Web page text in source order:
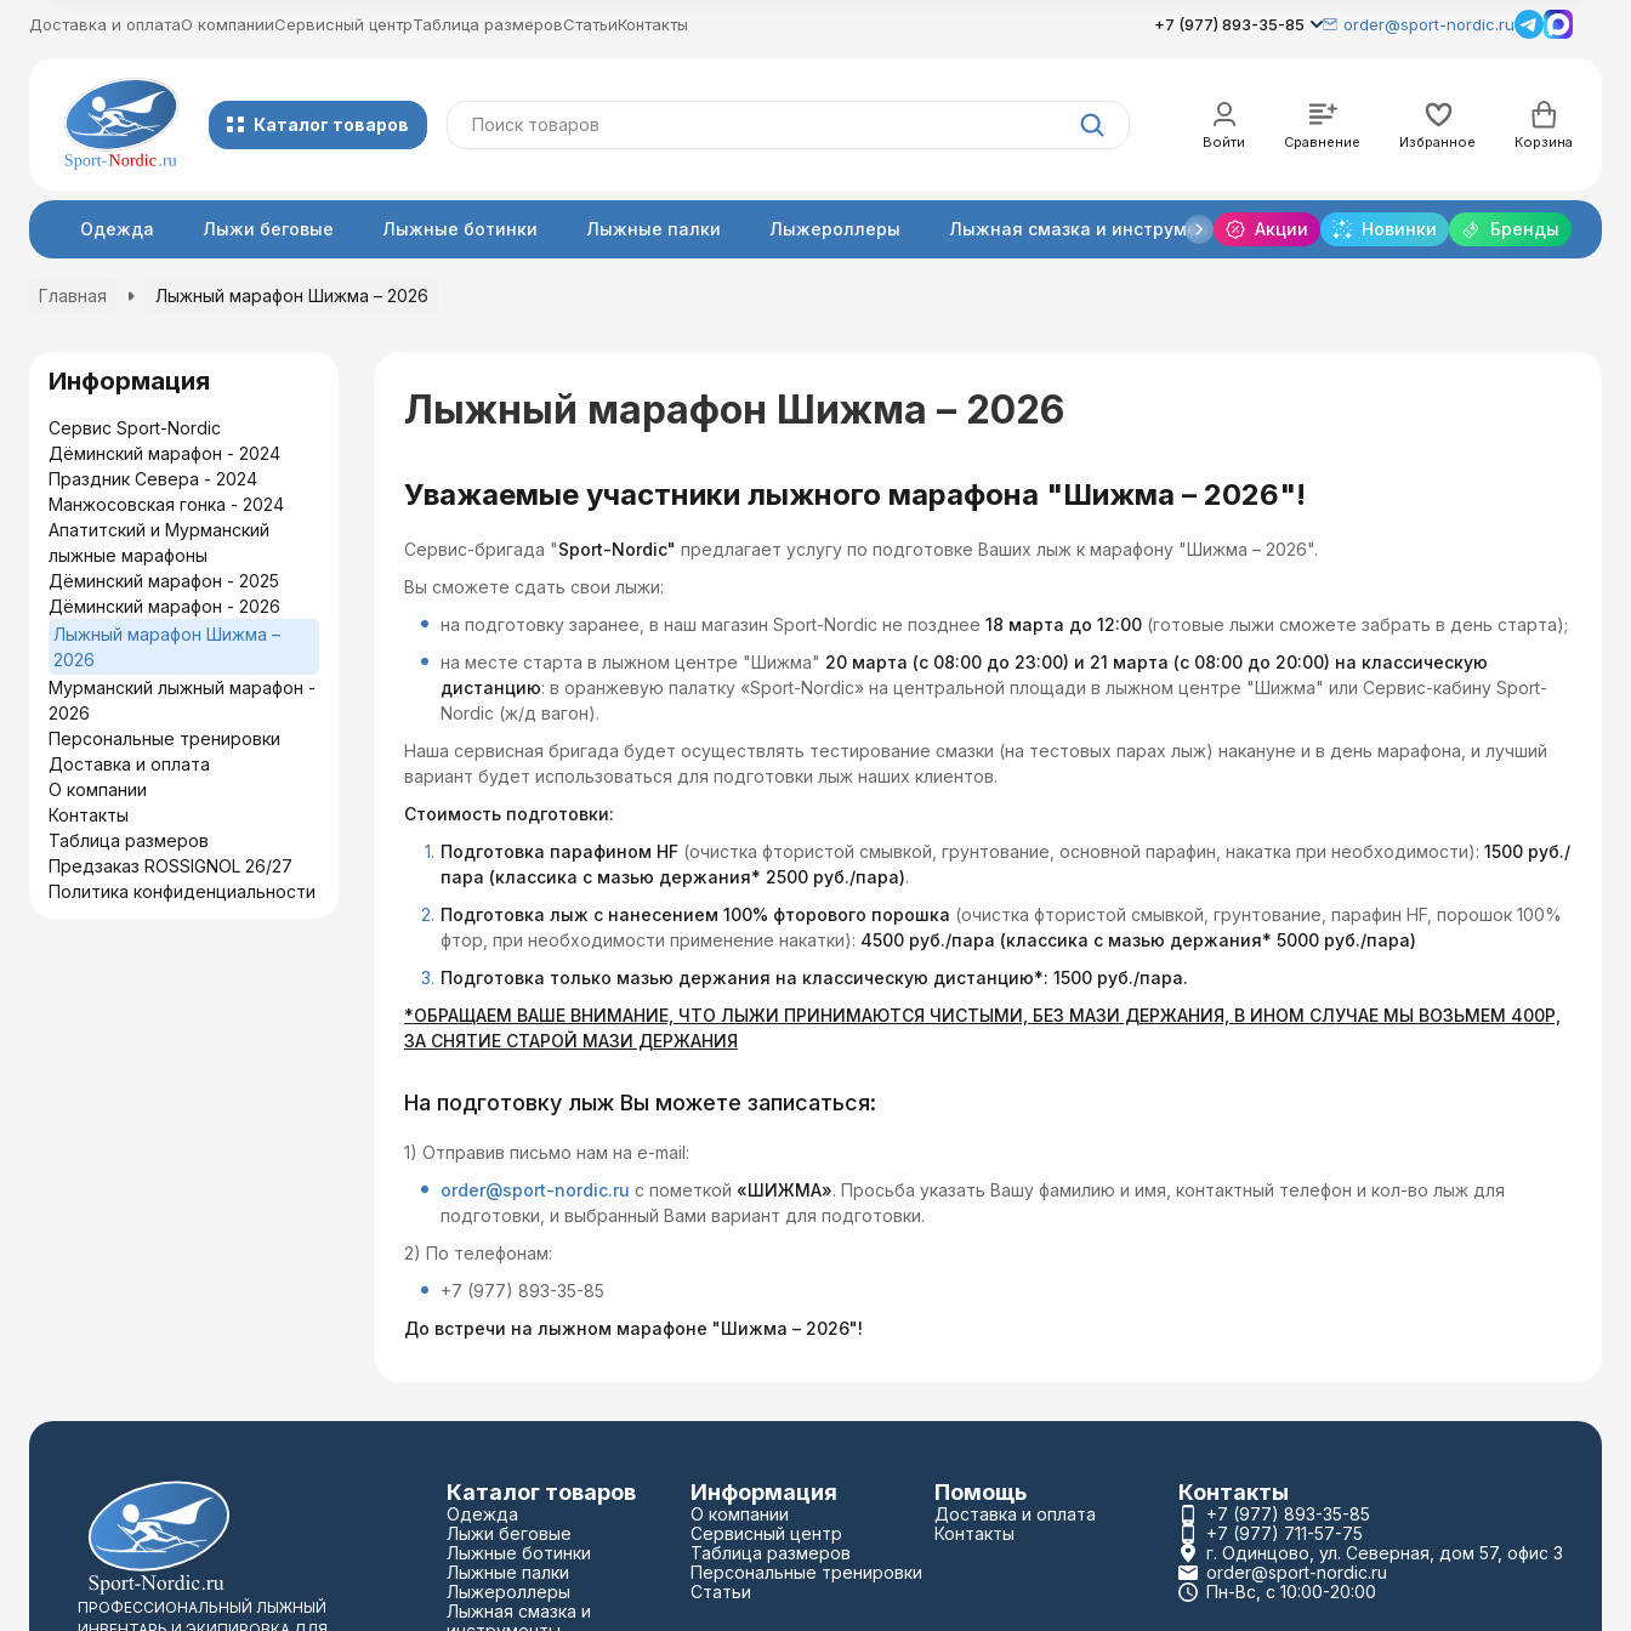
Доставка и оплатаО компанииСервисный центрТаблица размеровСтатьиКонтакты +7 (977) 893-35-85 order@sport-nordic.ru
Каталог товаров
Войти Сравнение Избранное Корзина
Акции Новинки Бренды
Одежда Лыжи беговые Лыжные ботинки Лыжные палки Лыжероллеры Лыжная смазка и инструменты Крепления лыжные Очки и линзы
Главная Лыжный марафон Шижма – 2026
Лыжный марафон Шижма – 2026
Уважаемые участники лыжного марафона "Шижма – 2026"!
Сервис-бригада "Sport-Nordic" предлагает услугу по подготовке Ваших лыж к марафону "Шижма – 2026".
Вы сможете сдать свои лыжи:
на подготовку заранее, в наш магазин Sport-Nordic не позднее 18 марта до 12:00 (готовые лыжи сможете забрать в день старта);
на месте старта в лыжном центре "Шижма" 20 марта (с 08:00 до 23:00) и 21 марта (с 08:00 до 20:00) на классическую
дистанцию: в оранжевую палатку «Sport-Nordic» на центральной площади в лыжном центре "Шижма" или Сервис-кабину Sport-
Nordic (ж/д вагон).
Наша сервисная бригада будет осуществлять тестирование смазки (на тестовых парах лыж) накануне и в день марафона, и лучший
вариант будет использоваться для подготовки лыж наших клиентов.
Стоимость подготовки:
Подготовка парафином HF (очистка фтористой смывкой, грунтование, основной парафин, накатка при необходимости): 1500 руб./
пара (классика с мазью держания* 2500 руб./пара).
Подготовка лыж с нанесением 100% фторового порошка (очистка фтористой смывкой, грунтование, парафин HF, порошок 100%
фтор, при необходимости применение накатки): 4500 руб./пара (классика с мазью держания* 5000 руб./пара)
Подготовка только мазью держания на классическую дистанцию*: 1500 руб./пара.
*ОБРАЩАЕМ ВАШЕ ВНИМАНИЕ, ЧТО ЛЫЖИ ПРИНИМАЮТСЯ ЧИСТЫМИ, БЕЗ МАЗИ ДЕРЖАНИЯ, В ИНОМ СЛУЧАЕ МЫ ВОЗЬМЕМ 400Р,
ЗА СНЯТИЕ СТАРОЙ МАЗИ ДЕРЖАНИЯ
На подготовку лыж Вы можете записаться:
1) Отправив письмо нам на e-mail:
order@sport-nordic.ru с пометкой «ШИЖМА». Просьба указать Вашу фамилию и имя, контактный телефон и кол-во лыж для
подготовки, и выбранный Вами вариант для подготовки.
2) По телефонам:
+7 (977) 893-35-85
До встречи на лыжном марафоне "Шижма – 2026"!
Информация
Сервис Sport-Nordic
Дёминский марафон - 2024
Праздник Севера - 2024
Манжосовская гонка - 2024
Апатитский и Мурманский
лыжные марафоны
Дёминский марафон - 2025
Дёминский марафон - 2026
Лыжный марафон Шижма –
2026
Мурманский лыжный марафон -
2026
Персональные тренировки
Доставка и оплата
О компании
Контакты
Таблица размеров
Предзаказ ROSSIGNOL 26/27
Политика конфиденциальности
ПРОФЕССИОНАЛЬНЫЙ ЛЫЖНЫЙ
Каталог товаров
Одежда
Лыжи беговые
Лыжные ботинки
Лыжные палки
Лыжероллеры
Лыжная смазка и
Информация
О компании
Сервисный центр
Таблица размеров
Персональные тренировки
Статьи
Помощь
Доставка и оплата
Контакты
Контакты
+7 (977) 893-35-85
+7 (977) 711-57-75
г. Одинцово, ул. Северная, дом 57, офис 3
order@sport-nordic.ru
Пн-Вс, с 10:00-20:00